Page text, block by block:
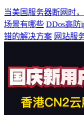
当美国服务器断网时
场景有哪些 DDos高防
错的解决方案 网站服